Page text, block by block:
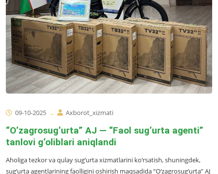
09-10-2025 Axborot_xizmati
“O‘zagrosug‘urta” AJ — “Faol sug‘urta agenti”
tanlovi g‘oliblari aniqlandi
Aholiga tezkor va qulay sug‘urta xizmatlarini ko‘rsatish, shuningdek,
sug‘urta agentlarining faolligini oshirish maqsadida “O‘zagrosug‘urta” AJ